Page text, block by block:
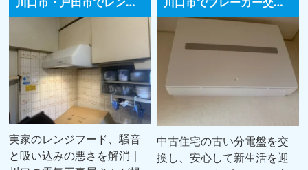
実家のレンジフード、騒音
と吸い込みの悪さを解消｜
中古住宅の古い分電盤を交
換し、安心して新生活を迎